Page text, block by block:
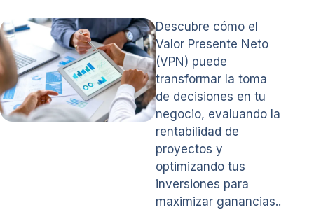
Descubre cómo el
Valor Presente Neto
(VPN) puede
transformar la toma
de decisiones en tu
negocio, evaluando la
rentabilidad de
proyectos y
optimizando tus
inversiones para
maximizar ganancias..